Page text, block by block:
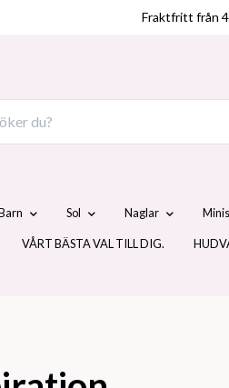
Fraktfritt från
Sol Naglar
VÅRT BÄSTA VAL TILL DIG.